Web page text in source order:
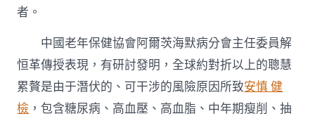
者。
中國老年保健協會阿爾茨海默病分會主任委員解
恒革傳授表現，有研討發明，全球約對折以上的聰慧
累贅是由于潛伏的、可干涉的風險原因所致安慎 健
檢 ，包含糖尿病、高血壓、高血脂、中年期瘦削、抽